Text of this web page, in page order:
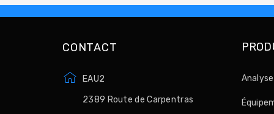
CONTACT
EAU2
2389 Route de Carpentras